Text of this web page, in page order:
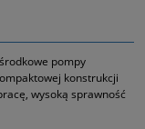
pompy
konstrukcji
wysoką sprawność